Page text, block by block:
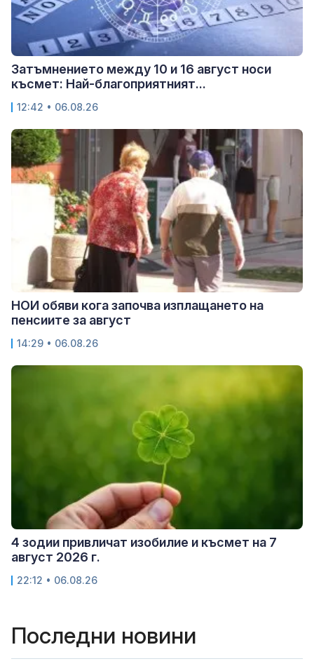
Затъмнението между 10 и 16 август носи
късмет: Най-благоприятният...
12:42 • 06.08.26
НОИ обяви кога започва изплащането на
пенсиите за август
14:29 • 06.08.26
4 зодии привличат изобилие и късмет на 7
август 2026 г.
22:12 • 06.08.26
Последни новини